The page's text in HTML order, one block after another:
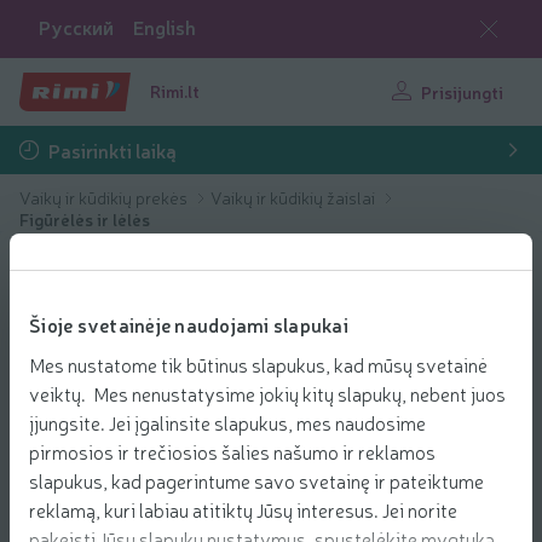
Šioje svetainėje naudojami slapukai
Mes nustatome tik būtinus slapukus, kad mūsų svetainė
veiktų. Mes nenustatysime jokių kitų slapukų, nebent juos
įjungsite. Jei įgalinsite slapukus, mes naudosime
pirmosios ir trečiosios šalies našumo ir reklamos
slapukus, kad pagerintume savo svetainę ir pateiktume
reklamą, kuri labiau atitiktų Jūsų interesus. Jei norite
Русский English
Rimi.lt Prisijungti
Pasirinkti laiką
Vaikų ir kūdikių prekės
Vaikų ir kūdikių žaislai
Figūrėlės ir lėlės